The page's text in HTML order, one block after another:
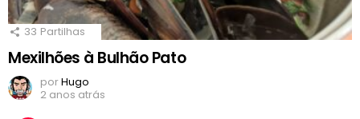
33 Partilhas
Mexilhões à Bulhão Pato
porHugo
2 anos atrás